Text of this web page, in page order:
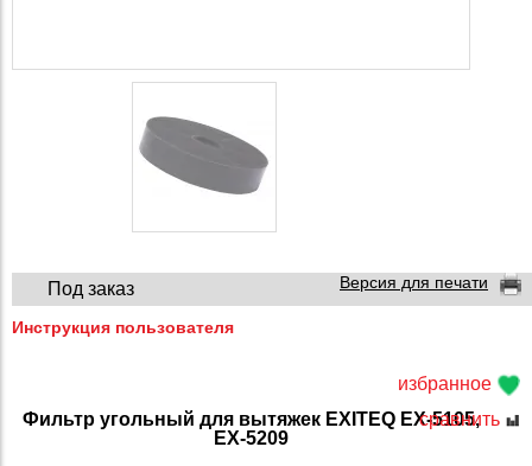
избранное
сравнить
Под заказ Версия для печати
Инструкция пользователя
Фильтр угольный для вытяжек EXITEQ EX-5105,
EX-5209